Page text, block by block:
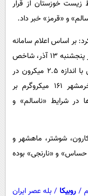
زیست خوزستان از قرار
و «قرمز» خبر داد.
بر اساس اعلام سامانه
پایش کیفی هوای کشور در ساعت ۱۱:۰۰ روز پنجشنبه ۱۳ آذر، شاخص
کیفیت هوا براساس اندازه‌گیری ذرات معلق با اندازه ۲.۵ میکرون در
ایستگاه سوسنگرد ۱۵۵، آبادان ۱۶۶ و خرمشهر ۱۶۱ میکروگرم بر
در شرایط «ناسالم» و
شوشتر، ماهشهر و
و «نارنجی» بوده
/ روبیکا / بله عصر ایران